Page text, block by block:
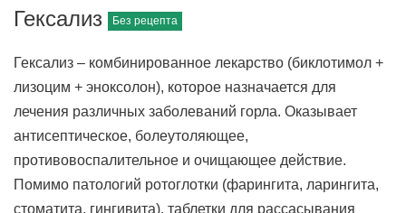
Гексализ
Гексализ – комбинированное лекарство (биклотимол +
лизоцим + эноксолон), которое назначается для
лечения различных заболеваний горла. Оказывает
антисептическое, болеутоляющее,
противовоспалительное и очищающее действие.
Помимо патологий ротоглотки (фарингита, ларингита,
стоматита, гингивита), таблетки для рассасывания